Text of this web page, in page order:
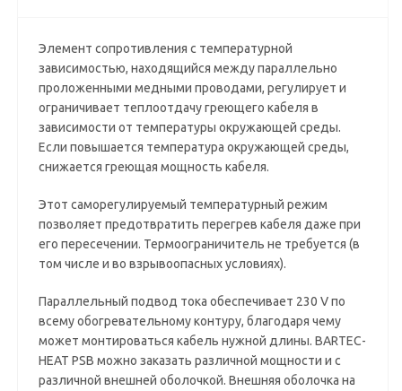
Элемент сопротивления с температурной
зависимостью, находящийся между параллельно
проложенными медными проводами, регулирует и
ограничивает теплоотдачу греющего кабеля в
зависимости от температуры окружающей среды.
Если повышается температура окружающей среды,
снижается греющая мощность кабеля.
Этот саморегулируемый температурный режим
позволяет предотвратить перегрев кабеля даже при
его пересечении. Термоограничитель не требуется (в
том числе и во взрывоопасных условиях).
Параллельный подвод тока обеспечивает 230 V по
всему обогревательному контуру, благодаря чему
может монтироваться кабель нужной длины. BARTEC-
HEAT PSB можно заказать различной мощности и с
различной внешней оболочкой. Внешняя оболочка на